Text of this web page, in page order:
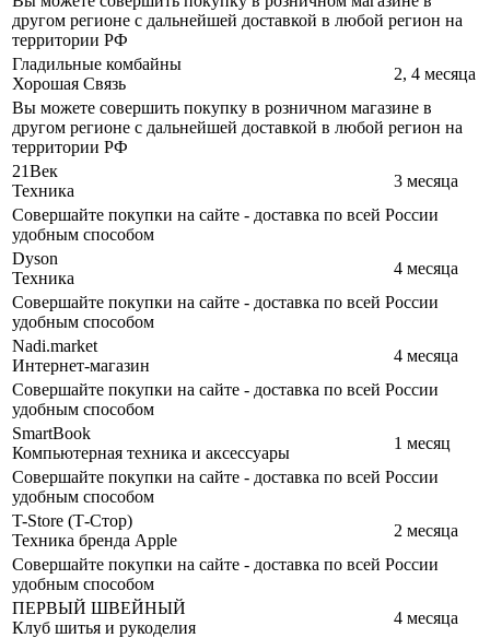
другом регионе с дальнейшей доставкой в любой регион на
территории РФ
Гладильные комбайны
Хорошая Связь
2, 4 месяца
Вы можете совершить покупку в розничном магазине в
другом регионе с дальнейшей доставкой в любой регион на
территории РФ
21Век
Техника
3 месяца
Совершайте покупки на сайте - доставка по всей России
удобным способом
Dyson
Техника
4 месяца
Совершайте покупки на сайте - доставка по всей России
удобным способом
Nadi.market
Интернет-магазин
4 месяца
Совершайте покупки на сайте - доставка по всей России
удобным способом
SmartBook
Компьютерная техника и аксессуары
1 месяц
Совершайте покупки на сайте - доставка по всей России
удобным способом
T-Store (Т-Стор)
Техника бренда Apple
2 месяца
Совершайте покупки на сайте - доставка по всей России
удобным способом
ПЕРВЫЙ ШВЕЙНЫЙ
Клуб шитья и рукоделия
4 месяца